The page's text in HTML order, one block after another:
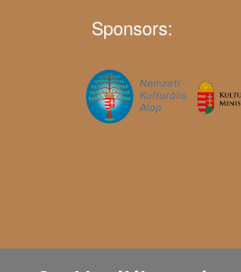
Sponsors: